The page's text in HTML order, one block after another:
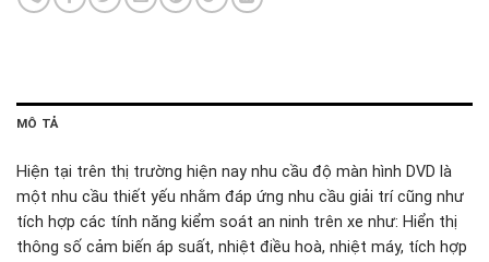
MÔ TẢ
Hiện tại trên thị trường hiện nay nhu cầu độ màn hình DVD là
một nhu cầu thiết yếu nhằm đáp ứng nhu cầu giải trí cũng như
tích hợp các tính năng kiểm soát an ninh trên xe như: Hiển thị
thông số cảm biến áp suất, nhiệt điều hoà, nhiệt máy, tích hợp